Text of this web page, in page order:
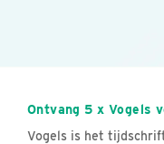
Ontvang 5 x Vogels
Vogels is het